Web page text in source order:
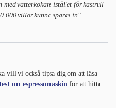
med vattenkokare istället för kastrull
villor kunna sparas in"
vill vi också tipsa dig om att läsa
test om espressomaskin för att hitta